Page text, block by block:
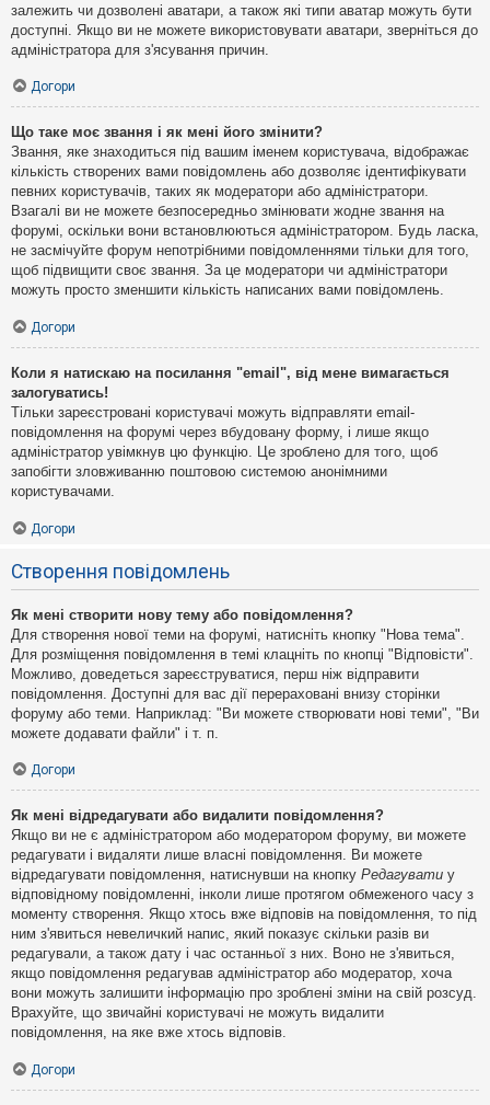
залежить чи дозволені аватари, а також які типи аватар можуть бути
доступні. Якщо ви не можете використовувати аватари, зверніться до
адміністратора для з'ясування причин.
Догори
Що таке моє звання і як мені його змінити?
Звання, яке знаходиться під вашим іменем користувача, відображає
кількість створених вами повідомлень або дозволяє ідентифікувати
певних користувачів, таких як модератори або адміністратори.
Взагалі ви не можете безпосередньо змінювати жодне звання на
форумі, оскільки вони встановлюються адміністратором. Будь ласка,
не засмічуйте форум непотрібними повідомленнями тільки для того,
щоб підвищити своє звання. За це модератори чи адміністратори
можуть просто зменшити кількість написаних вами повідомлень.
Догори
Коли я натискаю на посилання "email", від мене вимагається
залогуватись!
Тільки зареєстровані користувачі можуть відправляти email-
повідомлення на форумі через вбудовану форму, і лише якщо
адміністратор увімкнув цю функцію. Це зроблено для того, щоб
запобігти зловживанню поштовою системою анонімними
користувачами.
Догори
Створення повідомлень
Як мені створити нову тему або повідомлення?
Для створення нової теми на форумі, натисніть кнопку "Нова тема".
Для розміщення повідомлення в темі клацніть по кнопці "Відповісти".
Можливо, доведеться зареєструватися, перш ніж відправити
повідомлення. Доступні для вас дії перераховані внизу сторінки
форуму або теми. Наприклад: "Ви можете створювати нові теми", "Ви
можете додавати файли" і т. п.
Догори
Як мені відредагувати або видалити повідомлення?
Якщо ви не є адміністратором або модератором форуму, ви можете
редагувати і видаляти лише власні повідомлення. Ви можете
відредагувати повідомлення, натиснувши на кнопку Редагувати у
відповідному повідомленні, інколи лише протягом обмеженого часу з
моменту створення. Якщо хтось вже відповів на повідомлення, то під
ним з'явиться невеличкий напис, який показує скільки разів ви
редагували, а також дату і час останньої з них. Воно не з'явиться,
якщо повідомлення редагував адміністратор або модератор, хоча
вони можуть залишити інформацію про зроблені зміни на свій розсуд.
Врахуйте, що звичайні користувачі не можуть видалити
повідомлення, на яке вже хтось відповів.
Догори